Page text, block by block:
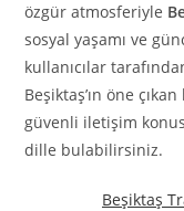
özgür atmosferiyle
sosyal yaşamı ve
kullanıcılar
Beşiktaş’ın öne
güvenli iletişim
dille bulabilirsiniz.
Beşiktaş